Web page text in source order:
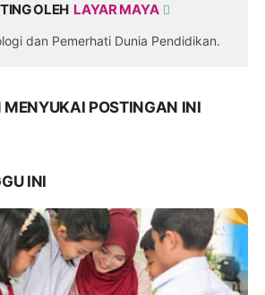
OLEH LAYAR MAYA
dan Pemerhati Dunia Pendidikan.
POSTINGAN INI
INI